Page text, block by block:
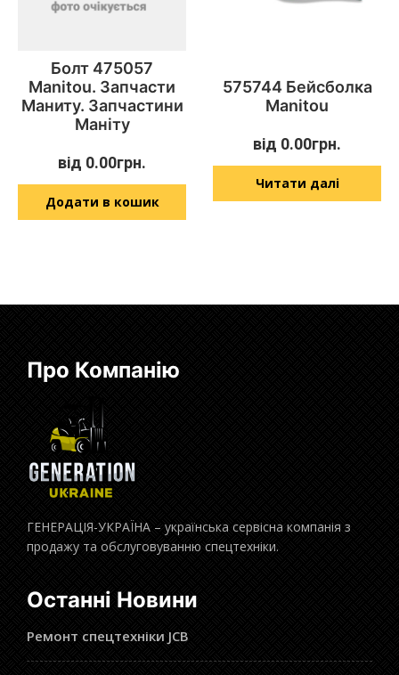
Болт 475057
Manitou. Запчасти
Маниту. Запчастини
Маніту
від 0.00грн.
Додати в кошик
575744 Бейсболка
Manitou
від 0.00грн.
Читати далі
Про Компанію
ГЕНЕРАЦІЯ-УКРАЇНА – українська сервісна компанія з
продажу та обслуговуванню спецтехніки.
Останні Новини
Ремонт спецтехніки JCB